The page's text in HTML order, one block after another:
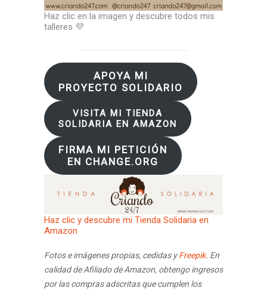
Haz clic en la imagen y descubre todos mis
talleres 💜
APOYA MI
PROYECTO SOLIDARIO
VISITA MI TIENDA
SOLIDARIA EN AMAZON
FIRMA MI PETICIÓN
EN CHANGE.ORG
Haz clic y descubre mi Tienda Solidaria en
Amazon
Fotos e imágenes propias, cedidas yFreepik. En
calidad de Afiliado de Amazon, obtengo ingresos
por las compras adscritas que cumplen los